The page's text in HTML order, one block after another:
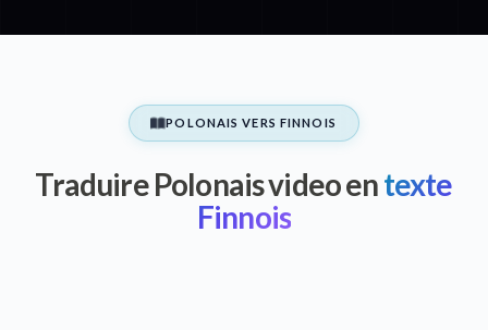
POLONAIS VERS FINNOIS
Traduire Polonais video entexte
Finnois